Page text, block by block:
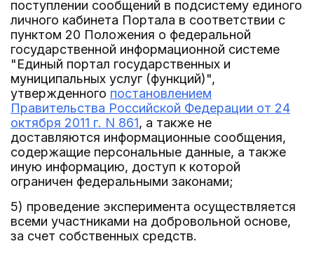
поступлении сообщений в подсистему единого
личного кабинета Портала в соответствии с
пунктом 20 Положения о федеральной
государственной информационной системе
"Единый портал государственных и
муниципальных услуг (функций)",
утвержденного постановлением
Правительства Российской Федерации от 24
октября 2011 г. N 861, а также не
доставляются информационные сообщения,
содержащие персональные данные, а также
иную информацию, доступ к которой
ограничен федеральными законами;
5) проведение эксперимента осуществляется
всеми участниками на добровольной основе,
за счет собственных средств.